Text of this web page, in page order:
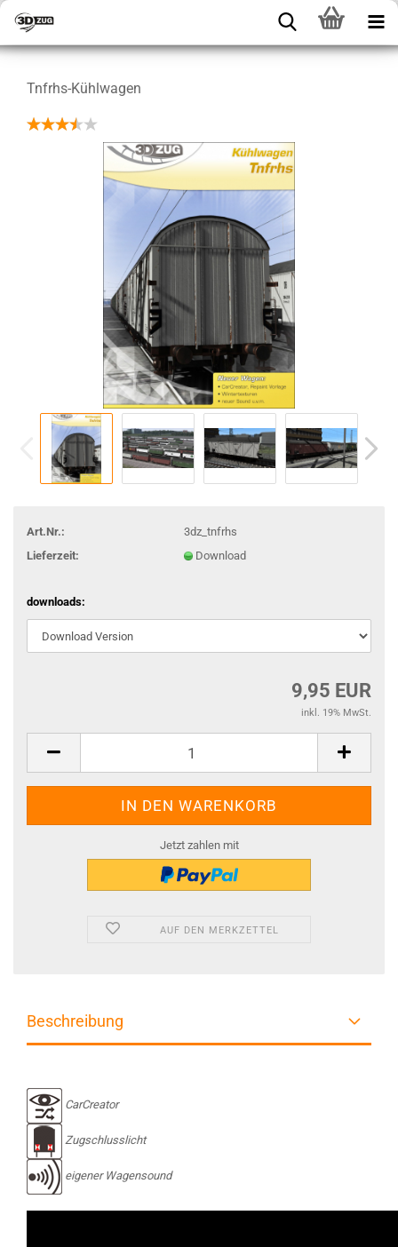
Tnfrhs-Kühlwagen
Art.Nr.:
3dz_tnfrhs
Lieferzeit:
Download
downloads:
9,95 EUR
inkl. 19% MwSt.
Jetzt zahlen mit
AUF DEN MERKZETTEL
Beschreibung
CarCreator
Zugschlusslicht
eigener Wagensound